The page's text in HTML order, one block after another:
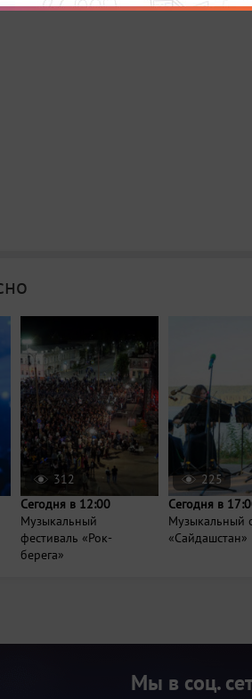
312
Сегодня в 12:00
Музыкальный
фестиваль «Рок-
берега»
225
Сегодня в
Музыкальный
«Сайдашстан»
Мы в соц.